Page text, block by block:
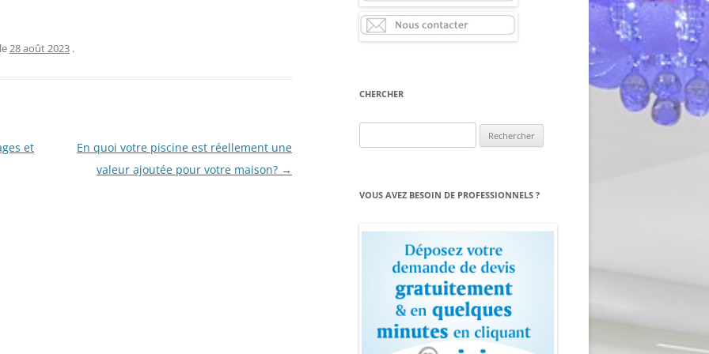
le28 août 2023 .
et
En quoi votre piscine est réellement une
valeur ajoutée pour votre maison? →
CHERCHER
VOUS AVEZ BESOIN DE PROFESSIONNELS ?